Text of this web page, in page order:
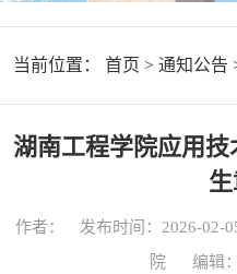
当前位置： 首页 > 通知公告
湖南工程学院应用技
作者： 发布时间：2026-02-
院
编辑